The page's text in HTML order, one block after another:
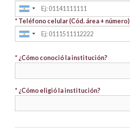
* Teléfono celular (Cód. área + número)
* ¿Cómo conoció la institución?
* ¿Cómo eligió la institución?